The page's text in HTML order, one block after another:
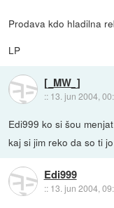
Prodava kdo hladilna
LP
[_MW_]
:: 13. jun 2004,
Edi999 ko si šou
kaj si jim reko da so ti
Edi999
:: 13. jun 2004,